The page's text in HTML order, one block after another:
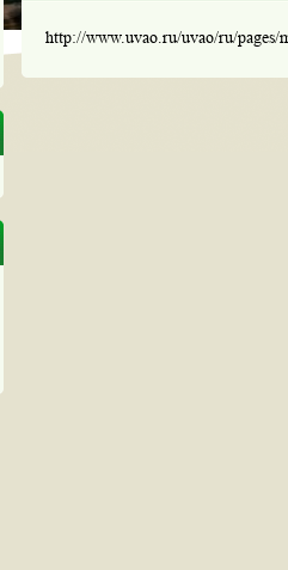
http://www.uvao.ru/uvao/ru/pages/